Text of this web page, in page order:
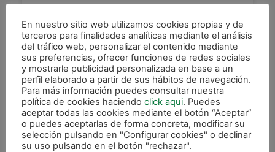
de sus cuatro partidos de liga en menos de dos
semanas. Tras el sensacional encuentro
protagonizado por
LEER MÁS »
23 noviembre, 2015
En nuestro sitio web utilizamos cookies propias y de
terceros para finalidades analíticas mediante el análisis
del tráfico web, personalizar el contenido mediante
sus preferencias, ofrecer funciones de redes sociales
y mostrarle publicidad personalizada en base a un
perfil elaborado a partir de sus hábitos de navegación.
Para más información puedes consultar nuestra
política de cookies haciendo click aqui. Puedes
aceptar todas las cookies mediante el botón “Aceptar”
o puedes aceptarlas de forma concreta, modificar su
selección pulsando en "Configurar cookies" o declinar
su uso pulsando en el botón "rechazar".